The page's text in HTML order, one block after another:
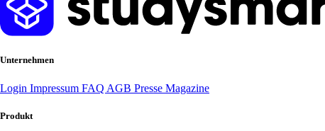
Unternehmen
Login Impressum FAQ AGB Presse Magazine
Produkt